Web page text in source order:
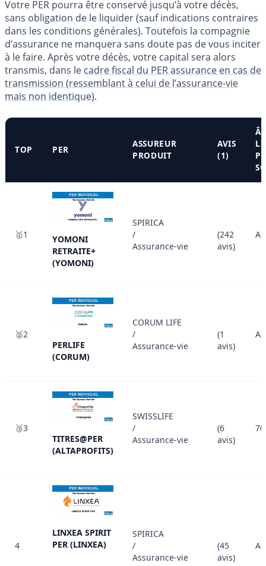
Votre PER pourra être conservé jusqu’à votre décès,
sans obligation de le liquider (sauf indications contraires
dans les conditions générales). Toutefois la compagnie
d’assurance ne manquera sans doute pas de vous inciter
à le faire. Après votre décès, votre capital sera alors
transmis, dans le cadre fiscal du PER assurance en cas de
transmission (ressemblant à celui de l’assurance-vie
mais non identique).
TOP PER
ASSUREUR
PRODUIT
AVIS
(1)
🥇1
YOMONI
RETRAITE+
(YOMONI)
SPIRICA
/
Assurance-vie
(242
avis)
🥈2
PERLIFE
(CORUM)
CORUM LIFE
/
Assurance-vie
(1
avis)
🥉3
TITRES@PER
(ALTAPROFITS)
SWISSLIFE
/
Assurance-vie
(6
avis)
4
LINXEA SPIRIT
PER (LINXEA)
SPIRICA
/
Assurance-vie
(45
avis)